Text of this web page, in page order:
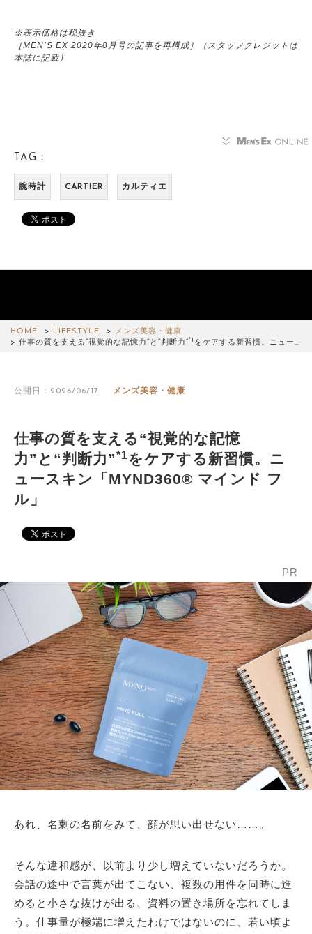
※表示価格は税抜き
［MEN’S EX 2020年8月号の記事を再構成］（スタッフクレジットは
本誌に記載）
TAG：
腕時計 CARTIER カルティエ
HOME LIFESTYLE
メンズ美容・健康
仕事の質を支える“視覚的な記憶力”と“判断力”
*1 をケアする新習慣。ニュー…
公開日：2026/06/17 メンズ美容・健康
仕事の質を支える“視覚的な記憶
力”と“判断力”*1をケアする新習慣。ニ
ュースキン「MYND360® マインド フ
ル」
PR
あれ、名刺の名前をみて、顔が思い出せない……。
そんな違和感が、以前より少し増えていないだろうか。
会話の途中で言葉が出てこない、複数の用件を同時に進
めると小さな抜けが出る、資料の置き場所を忘れてしま
う。仕事量が極端に増えたわけではないのに、若い頃よ